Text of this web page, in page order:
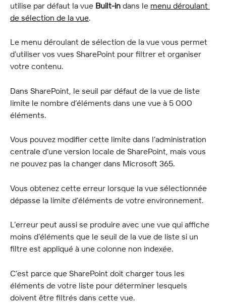
utilise par défaut la vue Built-in dans le menu déroulant
de sélection de la vue.
Le menu déroulant de sélection de la vue vous permet
d’utiliser vos vues SharePoint pour filtrer et organiser
votre contenu.
Dans SharePoint, le seuil par défaut de la vue de liste
limite le nombre d’éléments dans une vue à 5 000
éléments.
Vous pouvez modifier cette limite dans l’administration
centrale d’une version locale de SharePoint, mais vous
ne pouvez pas la changer dans Microsoft 365.
Vous obtenez cette erreur lorsque la vue sélectionnée
dépasse la limite d’éléments de votre environnement.
L’erreur peut aussi se produire avec une vue qui affiche
moins d’éléments que le seuil de la vue de liste si un
filtre est appliqué à une colonne non indexée.
C’est parce que SharePoint doit charger tous les
éléments de votre liste pour déterminer lesquels
doivent être filtrés dans cette vue.